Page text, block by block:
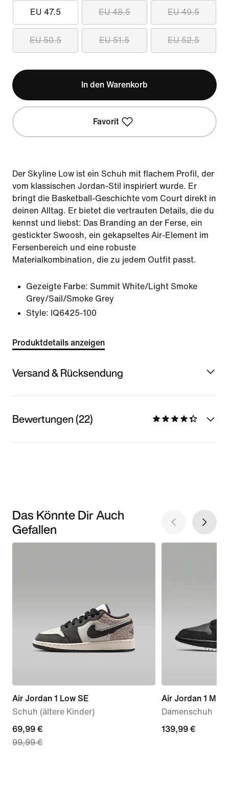
EU 47.5 EU 48.5 EU 49.5
EU 50.5 EU 51.5 EU 52.5
In den Warenkorb
Favorit
Der Skyline Low ist ein Schuh mit flachem Profil, der
vom klassischen Jordan-Stil inspiriert wurde. Er
bringt die Basketball-Geschichte vom Court direkt in
deinen Alltag. Er bietet die vertrauten Details, die du
kennst und liebst: Das Branding an der Ferse, ein
gestickter Swoosh, ein gekapseltes Air-Element im
Fersenbereich und eine robuste
Materialkombination, die zu jedem Outfit passt.
Gezeigte Farbe: Summit White/Light Smoke
Grey/Sail/Smoke Grey
Style: IQ6425-100
Produktdetails anzeigen
Versand & Rücksendung
Bewertungen (22)
Das Könnte Dir Auch
Gefallen
Air Jordan 1 Low SE
Schuh (ältere Kinder)
current
price
69,99 €
99,99 €
Air Jordan 1 Mid
Damenschuh
139,99 €
139,99 €